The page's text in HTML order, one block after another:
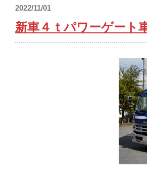
2022/11/01
新車４ｔパワーゲー